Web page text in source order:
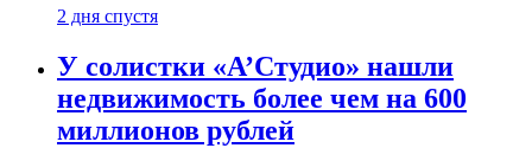
2 дня спустя
У солистки «А’Студио» нашли
недвижимость более чем на 600
миллионов рублей